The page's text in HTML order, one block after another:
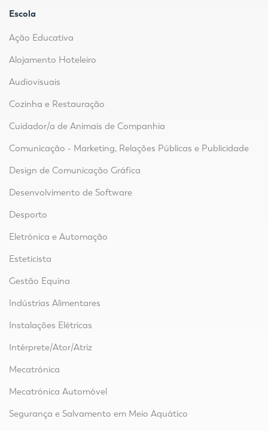
Escola
Ação Educativa
Alojamento Hoteleiro
Audiovisuais
Cozinha e Restauração
Cuidador/a de Animais de Companhia
Comunicação - Marketing, Relações Públicas e Publicidade
Design de Comunicação Gráfica
Desenvolvimento de Software
Desporto
Eletrónica e Automação
Esteticista
Gestão Equina
Indústrias Alimentares
Instalações Elétricas
Intérprete/Ator/Atriz
Mecatrónica
Mecatrónica Automóvel
Segurança e Salvamento em Meio Aquático